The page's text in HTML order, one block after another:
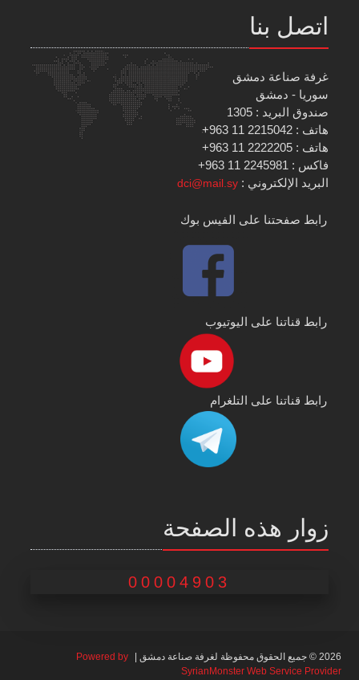
اتصل بنا
غرفة صناعة دمشق
سوريا - دمشق
صندوق البريد : 1305
هاتف : 2215042 11 963+
هاتف : 2222205 11 963+
فاكس : 2245981 11 963+
البريد الإلكتروني :dci@mail.sy
رابط صفحتنا على الفيس بوك
رابط قناتنا على اليوتيوب
رابط قناتنا على التلغرام
زوار هذه الصفحة
00004903
2026 © جميع الحقوق محفوظة لغرفة صناعة دمشق |
Powered by
SyrianMonster Web Service Provider